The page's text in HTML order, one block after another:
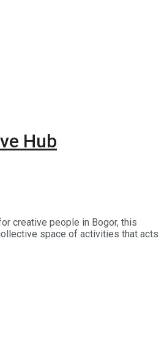
Hub
creative people in Bogor, this
space of activities that acts